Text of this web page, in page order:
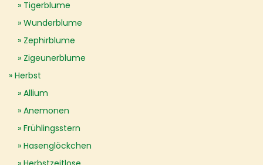
Tigerblume
Wunderblume
Zephirblume
Zigeunerblume
Herbst
Allium
Anemonen
Frühlingsstern
Hasenglöckchen